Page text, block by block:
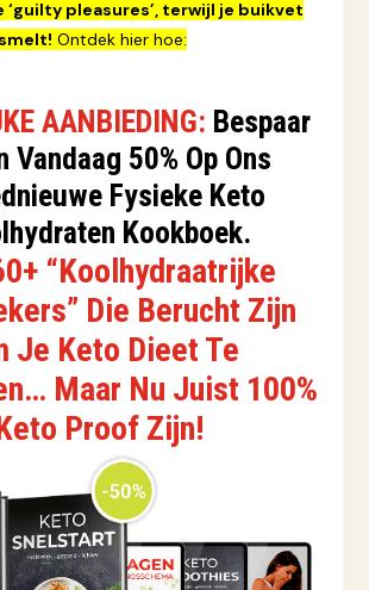
‘guilty pleasures’, terwijl je buikvet
Ontdek hier hoe:
AANBIEDING: Bespaar
Vandaag 50% Op Ons
Fysieke Keto
Kookboek.
“Koolhydraatrijke
Die Berucht Zijn
Je Keto Dieet Te
Maar Nu Juist 100%
Proof Zijn!